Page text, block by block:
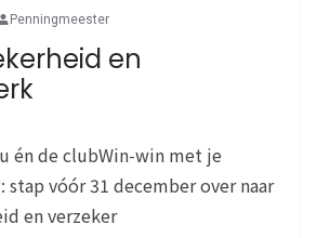
Penningmeester
en
én de clubWin-win met je
stap vóór 31 december over naar
en verzeker